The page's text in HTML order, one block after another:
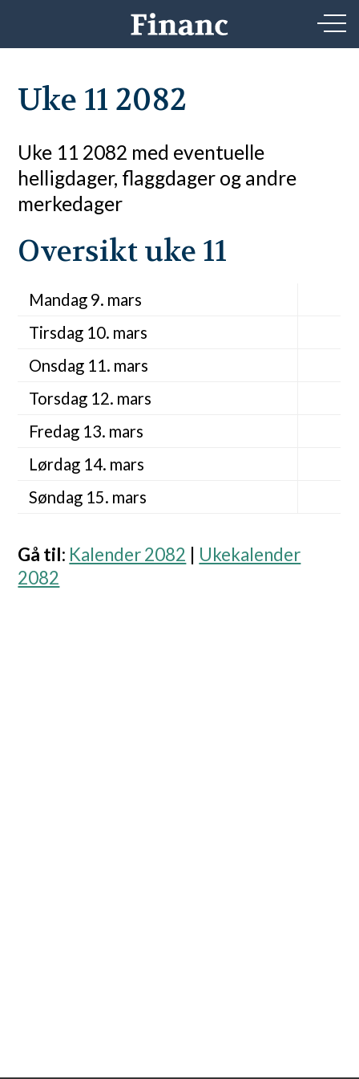
Uke 11 2082
Uke 11 2082 med eventuelle
helligdager, flaggdager og andre
merkedager
Oversikt uke 11
Mandag 9. mars
Tirsdag 10. mars
Onsdag 11. mars
Torsdag 12. mars
Fredag 13. mars
Lørdag 14. mars
Søndag 15. mars
Gå til: Kalender 2082
Ukekalender
2082